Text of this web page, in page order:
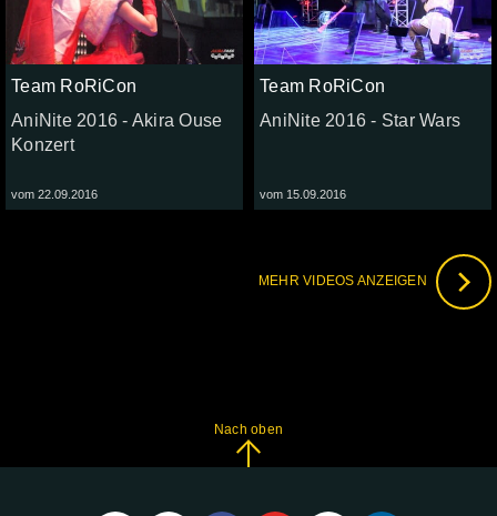
Team RoRiCon
AniNite 2016 - Akira Ouse
Konzert
vom 22.09.2016
Team RoRiCon
AniNite 2016 - Star Wars
vom 15.09.2016
MEHR VIDEOS ANZEIGEN
Nach oben